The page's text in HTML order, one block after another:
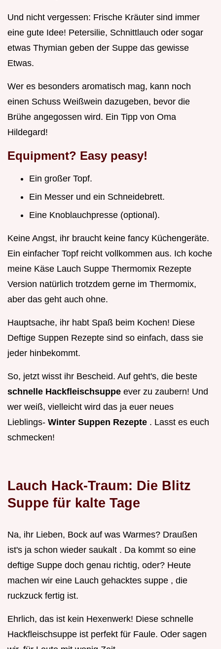
Und nicht vergessen: Frische Kräuter sind immer
eine gute Idee! Petersilie, Schnittlauch oder sogar
etwas Thymian geben der Suppe das gewisse
Etwas.
Wer es besonders aromatisch mag, kann noch
einen Schuss Weißwein dazugeben, bevor die
Brühe angegossen wird. Ein Tipp von Oma
Hildegard!
Equipment? Easy peasy!
Ein großer Topf.
Ein Messer und ein Schneidebrett.
Eine Knoblauchpresse (optional).
Keine Angst, ihr braucht keine fancy Küchengeräte.
Ein einfacher Topf reicht vollkommen aus. Ich koche
meine Käse Lauch Suppe Thermomix Rezepte
Version natürlich trotzdem gerne im Thermomix,
aber das geht auch ohne.
Hauptsache, ihr habt Spaß beim Kochen! Diese
Deftige Suppen Rezepte sind so einfach, dass sie
jeder hinbekommt.
So, jetzt wisst ihr Bescheid. Auf geht's, die beste
schnelle Hackfleischsuppe ever zu zaubern! Und
wer weiß, vielleicht wird das ja euer neues
Lieblings- Winter Suppen Rezepte . Lasst es euch
schmecken!
Lauch Hack-Traum: Die Blitz
Suppe für kalte Tage
Na, ihr Lieben, Bock auf was Warmes? Draußen
ist's ja schon wieder saukalt . Da kommt so eine
deftige Suppe doch genau richtig, oder? Heute
machen wir eine Lauch gehacktes suppe , die
ruckzuck fertig ist.
Ehrlich, das ist kein Hexenwerk! Diese schnelle
Hackfleischsuppe ist perfekt für Faule. Oder sagen